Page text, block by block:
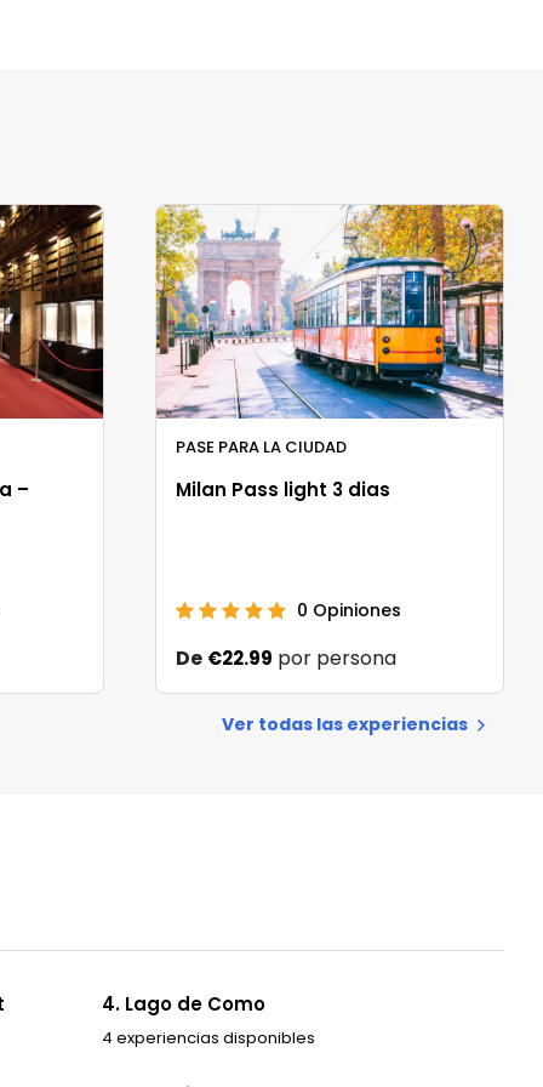
–
PASE PARA LA CIUDAD
Milan Pass light 3 dias
0 Opiniones
De €22.99 por persona
Ver todas las experiencias
4. Lago de Como
4 experiencias disponibles